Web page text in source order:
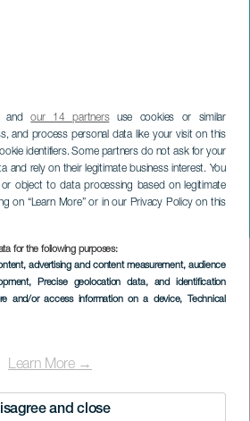
andour 14 partnersuse cookies or similar
and process personal data like your visit on this
identifiers. Some partners do not ask for your
and rely on their legitimate business interest. You
object to data processing based on legitimate
on “Learn More” or in our Privacy Policy on this
for the following purposes:
advertising and content measurement, audience
, Precise geolocation data, and identification
and/or access information on a device, Technical
Learn More →
and close